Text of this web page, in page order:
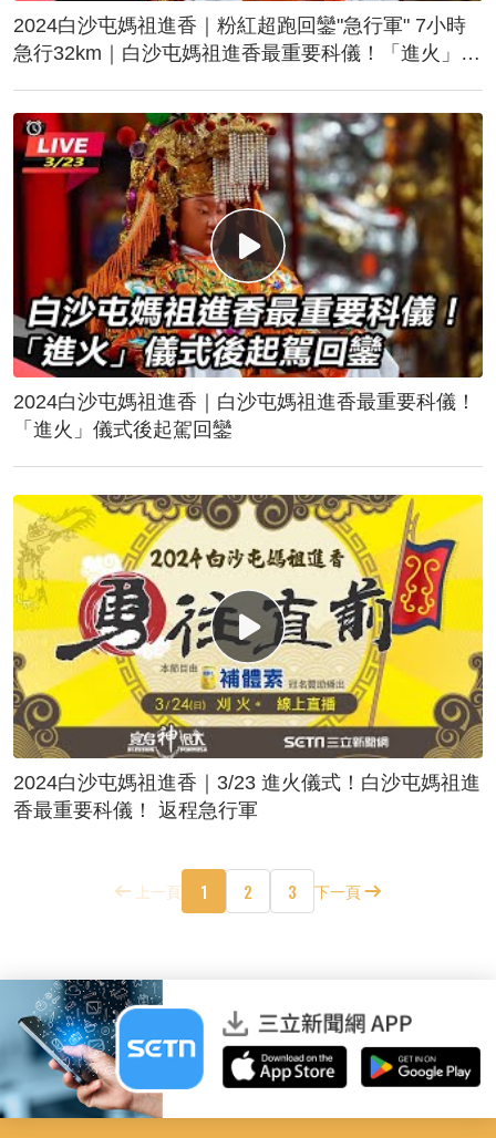
2024白沙屯媽祖進香｜粉紅超跑回鑾"急行軍" 7小時
急行32km｜白沙屯媽祖進香最重要科儀！「進火」儀
2024白沙屯媽祖進香｜白沙屯媽祖進香最重要科儀！
「進火」儀式後起駕回鑾
2024白沙屯媽祖進香｜3/23 進火儀式！白沙屯媽祖進
香最重要科儀！ 返程急行軍
上一頁 1 2 3 下一頁